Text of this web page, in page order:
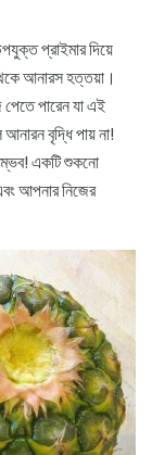
প্রাইমার দিয়ে
আনারস হত্তয়া।
পারেন যা এই
বৃদ্ধি পায় না!
একটি শুকনো
আপনার নিজের